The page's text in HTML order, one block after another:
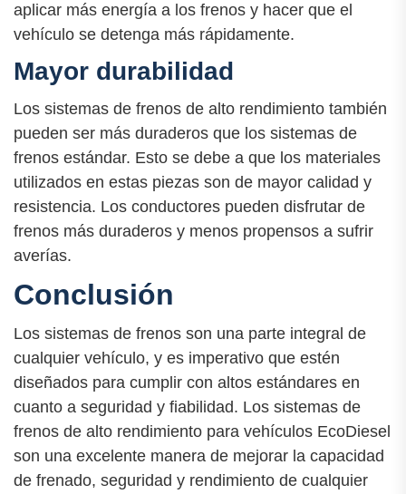
aplicar más energía a los frenos y hacer que el
vehículo se detenga más rápidamente.
Mayor durabilidad
Los sistemas de frenos de alto rendimiento también
pueden ser más duraderos que los sistemas de
frenos estándar. Esto se debe a que los materiales
utilizados en estas piezas son de mayor calidad y
resistencia. Los conductores pueden disfrutar de
frenos más duraderos y menos propensos a sufrir
averías.
Conclusión
Los sistemas de frenos son una parte integral de
cualquier vehículo, y es imperativo que estén
diseñados para cumplir con altos estándares en
cuanto a seguridad y fiabilidad. Los sistemas de
frenos de alto rendimiento para vehículos EcoDiesel
son una excelente manera de mejorar la capacidad
de frenado, seguridad y rendimiento de cualquier